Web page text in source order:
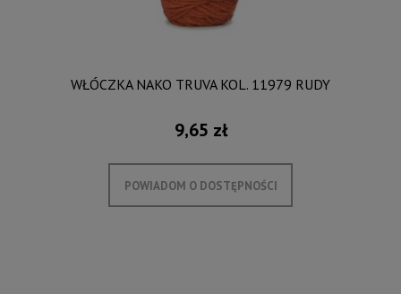
WŁÓCZKA NAKO TRUVA KOL. 11979 RUDY
9,65 zł
POWIADOM O DOSTĘPNOŚCI